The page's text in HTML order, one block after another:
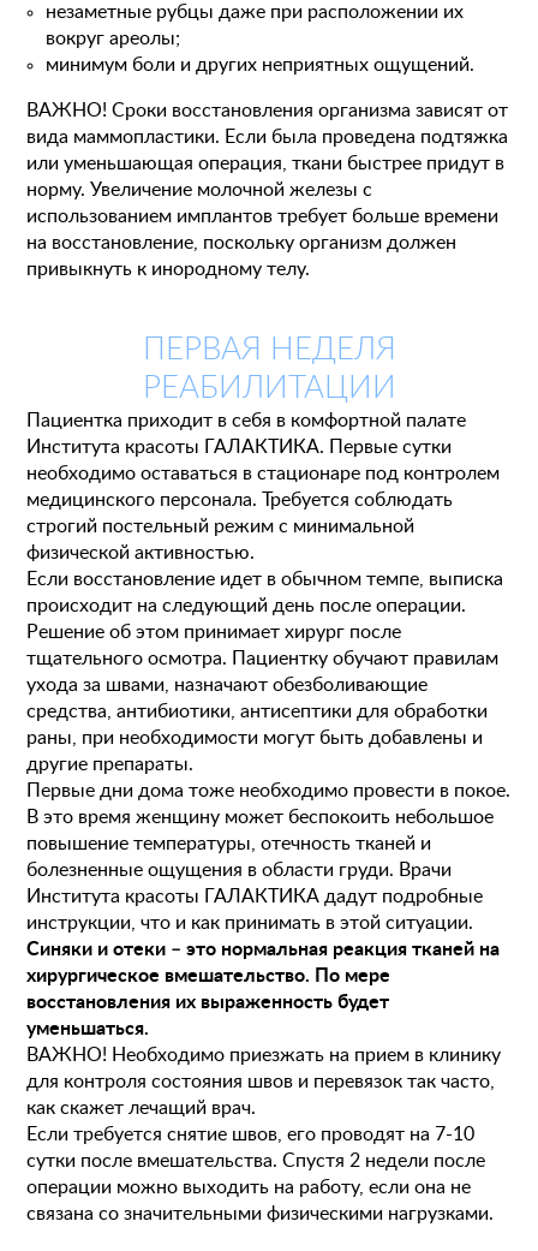
незаметные рубцы даже при расположении их
вокруг ареолы;
минимум боли и других неприятных ощущений.
ВАЖНО! Сроки восстановления организма зависят от
вида маммопластики. Если была проведена подтяжка
или уменьшающая операция, ткани быстрее придут в
норму. Увеличение молочной железы с
использованием имплантов требует больше времени
на восстановление, поскольку организм должен
привыкнуть к инородному телу.
ПЕРВАЯ НЕДЕЛЯ
РЕАБИЛИТАЦИИ
Пациентка приходит в себя в комфортной палате
Института красоты ГАЛАКТИКА. Первые сутки
необходимо оставаться в стационаре под контролем
медицинского персонала. Требуется соблюдать
строгий постельный режим с минимальной
физической активностью.
Если восстановление идет в обычном темпе, выписка
происходит на следующий день после операции.
Решение об этом принимает хирург после
тщательного осмотра. Пациентку обучают правилам
ухода за швами, назначают обезболивающие
средства, антибиотики, антисептики для обработки
раны, при необходимости могут быть добавлены и
другие препараты.
Первые дни дома тоже необходимо провести в покое.
В это время женщину может беспокоить небольшое
повышение температуры, отечность тканей и
болезненные ощущения в области груди. Врачи
Института красоты ГАЛАКТИКА дадут подробные
инструкции, что и как принимать в этой ситуации.
Синяки и отеки – это нормальная реакция тканей на
хирургическое вмешательство. По мере
восстановления их выраженность будет
уменьшаться.
ВАЖНО! Необходимо приезжать на прием в клинику
для контроля состояния швов и перевязок так часто,
как скажет лечащий врач.
Если требуется снятие швов, его проводят на 7-10
сутки после вмешательства. Спустя 2 недели после
операции можно выходить на работу, если она не
связана со значительными физическими нагрузками.